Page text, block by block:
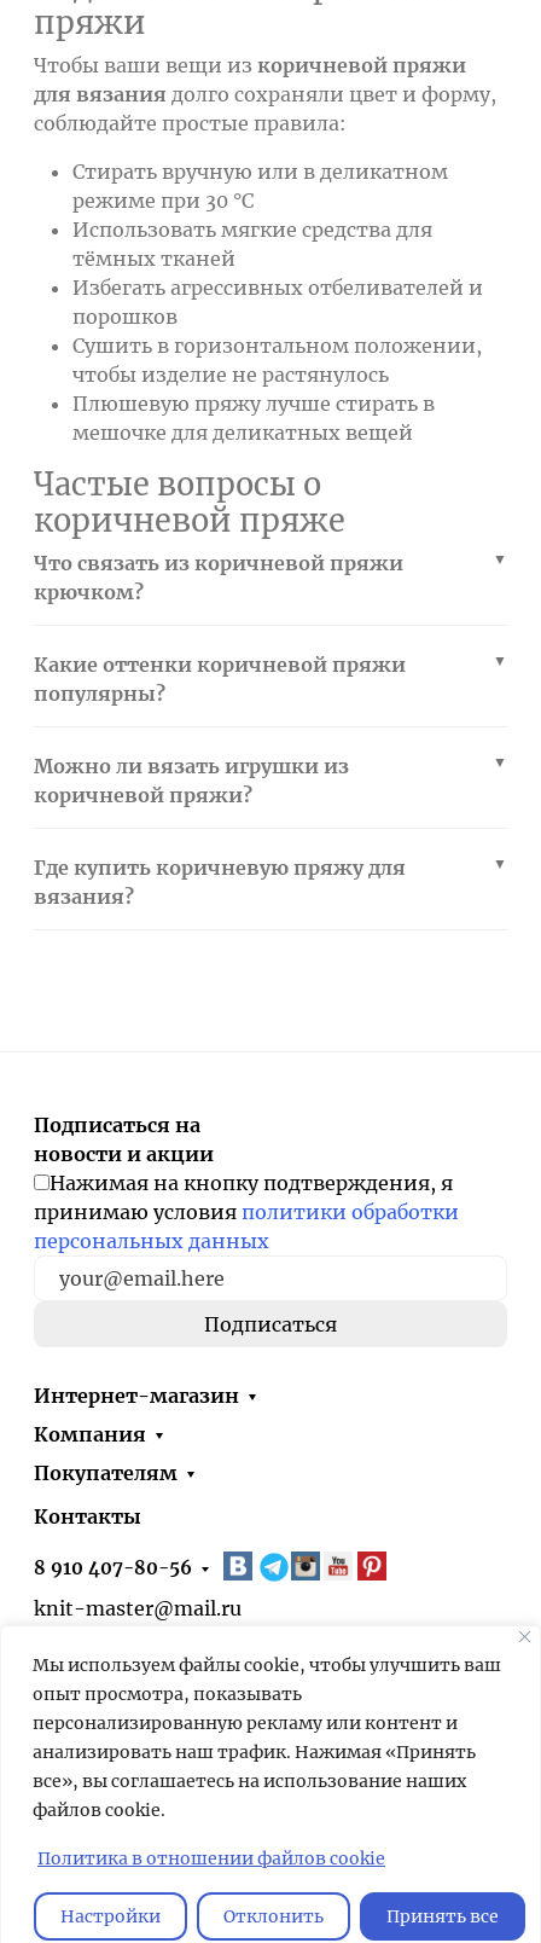
Мы используем файлы cookie, чтобы улучшить ваш
опыт просмотра, показывать
персонализированную рекламу или контент и
анализировать наш трафик. Нажимая «Принять
все», вы соглашаетесь на использование наших
файлов cookie.
Политика в отношении файлов cookie
Настройки Отклонить Принять все
Главная Корзина Избранное Сравнение Каталог
пряжи
Чтобы ваши вещи из коричневой пряжи
для вязания долго сохраняли цвет и форму,
соблюдайте простые правила:
Стирать вручную или в деликатном
режиме при 30 °C
Использовать мягкие средства для
тёмных тканей
Избегать агрессивных отбеливателей и
порошков
Сушить в горизонтальном положении,
чтобы изделие не растянулось
Плюшевую пряжу лучше стирать в
мешочке для деликатных вещей
Частые вопросы о
коричневой пряже
Что связать из коричневой пряжи
крючком?
Какие оттенки коричневой пряжи
популярны?
Можно ли вязать игрушки из
коричневой пряжи?
Где купить коричневую пряжу для
вязания?
Подписаться на
новости и акции
Нажимая на кнопку подтверждения, я
принимаю условия политики обработки
персональных данных
Интернет-магазин
Компания
Покупателям
Контакты
8 910 407-80-56
knit-master@mail.ru
* 24/7 – оформить заказ на сайте можно
круглосуточно. Выдача заказов в нашем
пункте выдачи – по предварительной
договорённости.
Мы используем cookies для быстрой и
удобной работы сайта. Продолжая
пользоваться сайтом, вы принимаете
условияобработки персональных
данных